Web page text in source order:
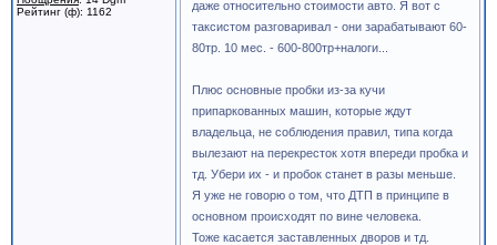
Рейтинг (ф): 1162
даже относительно стоимости авто. Я вот с
таксистом разговаривал - они зарабатывают 60-
80тр. 10 мес. - 600-800тр+налоги...
Плюс основные пробки из-за кучи
припаркованных машин, которые ждут
владельца, не соблюдения правил, типа когда
вылезают на перекресток хотя впереди пробка и
тд. Убери их - и пробок станет в разы меньше.
Я уже не говорю о том, что ДТП в принципе в
основном происходят по вине человека.
Тоже касается заставленных дворов и тд.